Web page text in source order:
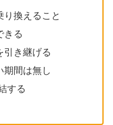
り換えること
きる
引き継げる
期間は無し
する